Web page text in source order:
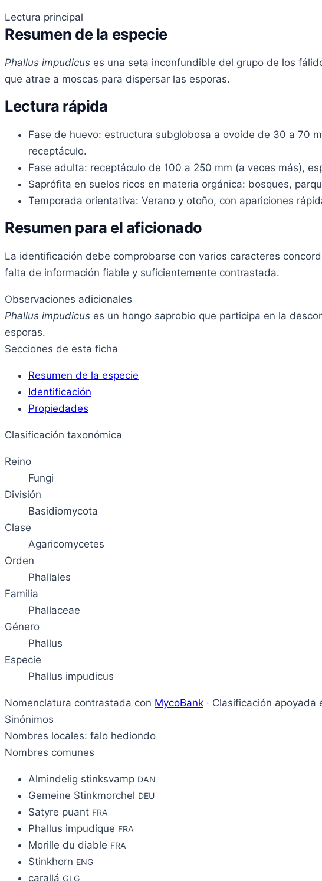
Lectura principal
Resumen de la especie
Phallus impudicus es una seta inconfundible del grupo de los
que atrae a moscas para dispersar las esporas.
Lectura rápida
Fase de huevo: estructura subglobosa a ovoide de 30 a 70
receptáculo.
Fase adulta: receptáculo de 100 a 250 mm (a veces más),
Saprófita en suelos ricos en materia orgánica: bosques,
Temporada orientativa: Verano y otoño, con apariciones
Resumen para el aficionado
La identificación debe comprobarse con varios caracteres
falta de información fiable y suficientemente contrastada.
Observaciones adicionales
Phallus impudicus es un hongo saprobio que participa en la
esporas.
Secciones de esta ficha
Resumen de la especie
Identificación
Propiedades
Clasificación taxonómica
Reino
Fungi
División
Basidiomycota
Clase
Agaricomycetes
Orden
Phallales
Familia
Phallaceae
Género
Phallus
Especie
Phallus impudicus
Nomenclatura contrastada con MycoBank · Clasificación apoyada
Sinónimos
Nombres locales: falo hediondo
Nombres comunes
Almindelig stinksvamp DAN
Gemeine Stinkmorchel DEU
Satyre puant FRA
Phallus impudique FRA
Morille du diable FRA
Stinkhorn ENG
carallá GLG